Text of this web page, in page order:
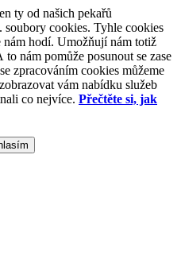
ty od našich pekařů
cookies. Tyhle cookies
nám hodí. Umožňují nám totiž
nám pomůže posunout se zase
zpracováním cookies můžeme
vám nabídku služeb
co nejvíce. Přečtěte si, jak